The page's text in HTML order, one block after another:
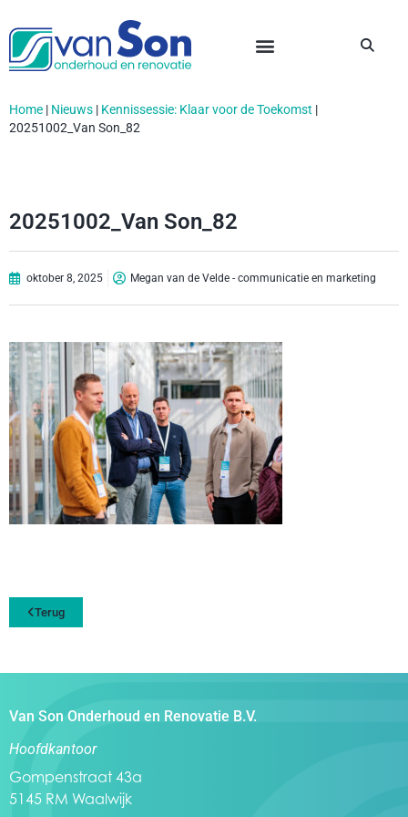
Home | Nieuws | Kennissessie: Klaar voor de Toekomst |
20251002_Van Son_82
20251002_Van Son_82
oktober 8, 2025 Megan van de Velde - communicatie en marketing
Terug
Van Son Onderhoud en Renovatie B.V.
Hoofdkantoor
Gompenstraat 43a
5145 RM Waalwijk